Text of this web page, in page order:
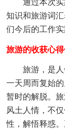
通过本次实
知识和旅游词
们今后的工作
旅游的收获心
旅游，是人
一天周而复始
暂时的解脱。
风土人情，不
性，解悟释惑